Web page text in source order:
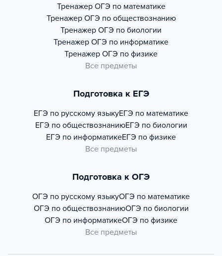
Тренажер ОГЭ по математике
Тренажер ОГЭ по обществознанию
Тренажер ОГЭ по биологии
Тренажер ОГЭ по информатике
Тренажер ОГЭ по физике
Все предметы
Подготовка к ЕГЭ
ЕГЭ по русскому языкуЕГЭ по математике
ЕГЭ по обществознаниюЕГЭ по биологии
ЕГЭ по информатикеЕГЭ по физике
Все предметы
Подготовка к ОГЭ
ОГЭ по русскому языкуОГЭ по математике
ОГЭ по обществознаниюОГЭ по биологии
ОГЭ по информатикеОГЭ по физике
Все предметы